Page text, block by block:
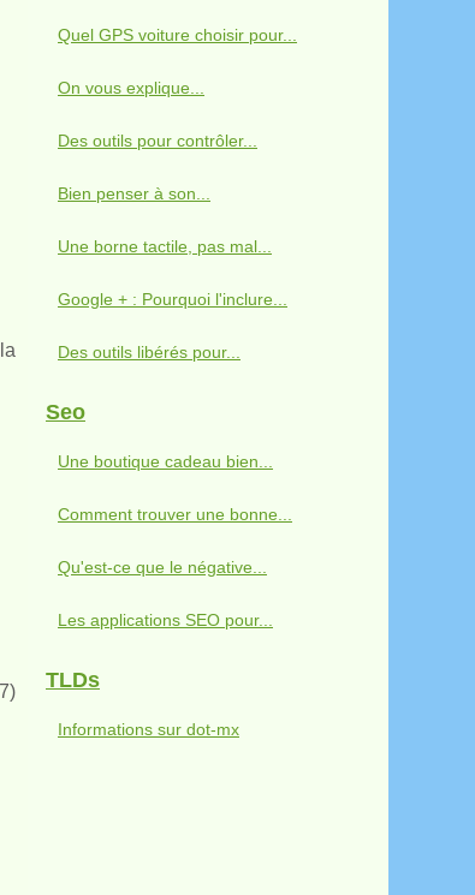
Quel GPS voiture choisir pour...
On vous explique...
Des outils pour contrôler...
Bien penser à son...
Une borne tactile, pas mal...
Google + : Pourquoi l'inclure...
Des outils libérés pour...
Seo
Une boutique cadeau bien...
Comment trouver une bonne...
Qu'est-ce que le négative...
Les applications SEO pour...
TLDs
Informations sur dot-mx